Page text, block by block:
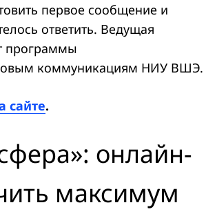
первое сообщение и
ответить. Ведущая
программы
коммуникациям НИУ ВШЭ.
сайте.
онлайн-
максимум